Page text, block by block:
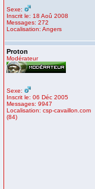
Sexe:
Inscrit le: 18 Aoû 2008
Messages: 272
Localisation: Angers
Proton
Modérateur
Sexe:
Inscrit le: 06 Déc 2005
Messages: 9947
Localisation: csp-cavaillon.com
(84)